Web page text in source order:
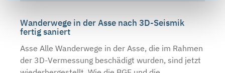
Wanderwege in der Asse nach 3D-Seismik
fertig saniert
Asse Alle Wanderwege in der Asse, die im Rahmen
der 3D-Vermessung beschädigt wurden, sind jetzt